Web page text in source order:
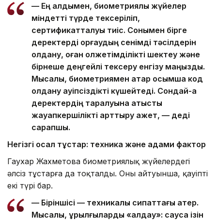
— Ең алдымен, биометриялық жүйелер
міндетті түрде тексеріліп,
сертификатталуы тиіс. Сонымен бірге
деректерді қорғаудың сенімді тәсілдерін
қолдану, оған қолжетімділікті шектеу және
бірнеше деңгейлі тексеру енгізу маңызды.
Мысалы, биометриямен қатар қосымша код
қолдану қауіпсіздікті күшейтеді. Сондай-ақ
деректердің таралуына қатысты
жауапкершілікті арттыру қажет, — деді
сарапшы.
Негізгі осал тұстар: техника және адами фактор
Гаухар Жахметова биометриялық жүйелердегі
әлсіз тұстарға да тоқталды. Оның айтуынша, қауіптің
екі түрі бар.
— Біріншісі — техникалық сипаттағы қатер.
Мысалы, құрылғыларды «алдау»: саусақ ізін